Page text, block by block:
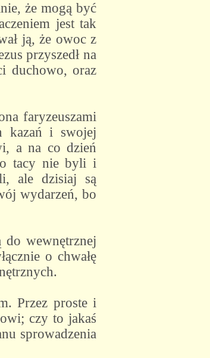
że mogą być
jest tak
ją, że owoc z
przyszedł na
duchowo, oraz
faryzeuszami
kazań i swojej
a na co dzień
tacy nie byli i
ale dzisiaj są
wydarzeń, bo
wewnętrznej
o chwałę
Przez proste i
czy to jakaś
sprowadzenia